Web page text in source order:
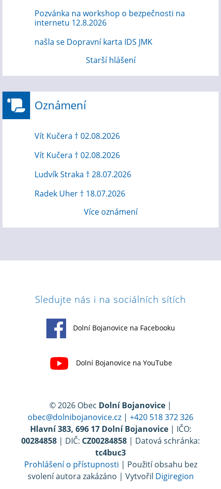
Pozvánka na workshop o bezpečnosti na
internetu 12.8.2026
našla se Dopravní karta IDS JMK
Starší hlášení
Oznámení
Vít Kučera † 02.08.2026
Vít Kučera † 02.08.2026
Ludvík Straka † 28.07.2026
Radek Uher † 18.07.2026
Více oznámení
Sledujte nás i na sociálních sítích
Dolní Bojanovice na Facebooku
Dolní Bojanovice na YouTube
© 2026 Obec Dolní Bojanovice |
obec@dolnibojanovice.cz | +420 518 372 326
Hlavní 383, 696 17 Dolní Bojanovice| IČO:
00284858 | DIČ: CZ00284858 | Datová schránka:
tc4buc3
Prohlášení o přístupnosti | Použití obsahu bez
svolení autora zakázáno | Vytvořil Digiregion